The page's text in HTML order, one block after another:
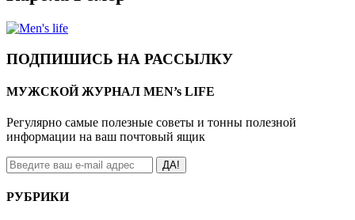
ПОДПИШИСЬ НА РАССЫЛКУ
МУЖСКОЙ ЖУРНАЛ MEN’s LIFE
Регулярно самые полезные советы и тонны полезной
информации на ваш почтовый ящик
ДА!
РУБРИКИ